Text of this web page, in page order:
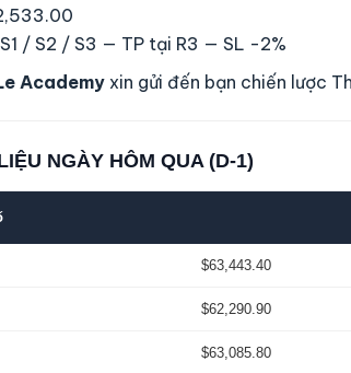
/ S2 / S3 — TP tại R3 — SL -2%
Academyxin gửi đến bạn chiến lược
NGÀY HÔM QUA (D-1)
$63,443.40
$62,290.90
$63,085.80